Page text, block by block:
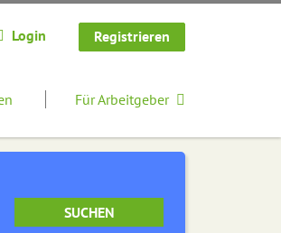
Login Registrieren
Für Arbeitgeber